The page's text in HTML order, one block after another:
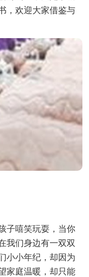
，欢迎大家借鉴与
嘻笑玩耍，当你
我们身边有一双双
小小年纪，却因为
家庭温暖，却只能